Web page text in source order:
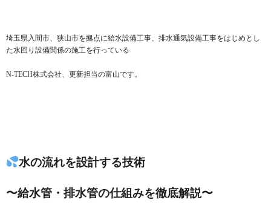
埼玉県入間市、狭山市を拠点に給水設備工事、排水通気設備工事をはじめとし
た水回り設備関係の施工を行っている
N-TECH株式会社、更新担当の富山です。
水の流れを設計する技術
〜給水管・排水管の仕組みを徹底解説〜